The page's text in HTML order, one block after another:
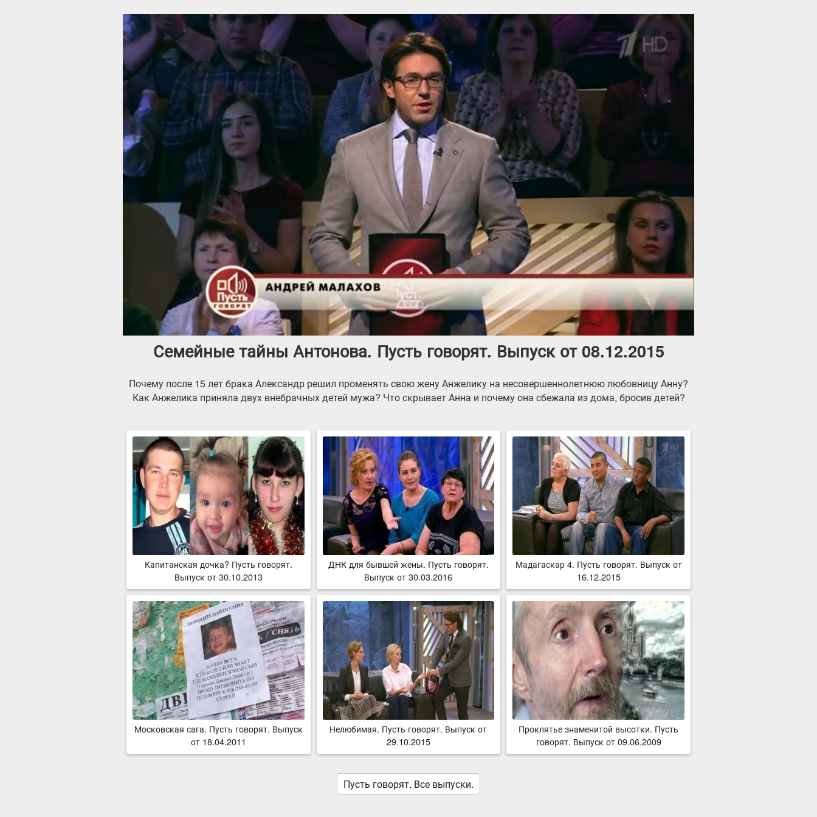
Семейные тайны Антонова. Пусть говорят. Выпуск от 08.12.2015
Почему после 15 лет брака Александр решил променять свою жену Анжелику на несовершеннолетнюю любовницу Анну?
Как Анжелика приняла двух внебрачных детей мужа? Что скрывает Анна и почему она сбежала из дома, бросив детей?
Капитанская дочка? Пусть говорят.
Выпуск от 30.10.2013
ДНК для бывшей жены. Пусть говорят.
Выпуск от 30.03.2016
Мадагаскар 4. Пусть говорят. Выпуск от
16.12.2015
Московская сага. Пусть говорят. Выпуск
от 18.04.2011
Нелюбимая. Пусть говорят. Выпуск от
29.10.2015
Проклятье знаменитой высотки. Пусть
говорят. Выпуск от 09.06.2009
Пусть говорят. Все выпуски.